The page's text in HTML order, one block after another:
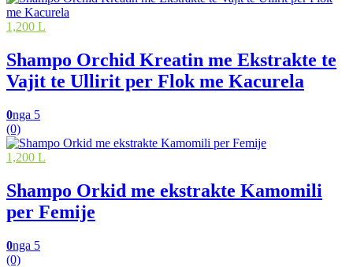
1,200 L
Shampo Orchid Kreatin me Ekstrakte te
Vajit te Ullirit per Flok me Kacurela
0nga 5
(0)
1,200 L
Shampo Orkid me ekstrakte Kamomili
per Femije
0nga 5
(0)